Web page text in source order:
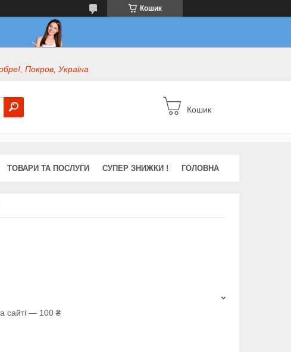
Кошик
Покров, Україна
Кошик
ТОВАРИ ТА ПОСЛУГИ СУПЕР ЗНИЖКИ ! ГОЛОВНА
сайті — 100 ₴